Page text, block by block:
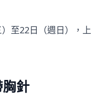
至22日（週日），上
針